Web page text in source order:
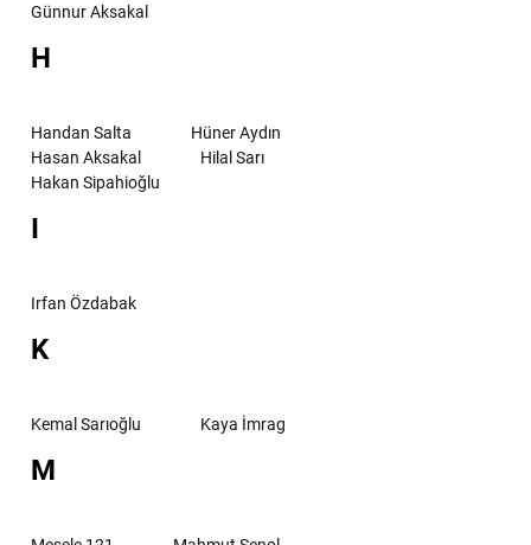
Günnur Aksakal
H
Handan Salta
Hüner Aydın
Hasan Aksakal
Hilal Sarı
Hakan Sipahioğlu
I
Irfan Özdabak
K
Kemal Sarıoğlu Kaya İmrag
M